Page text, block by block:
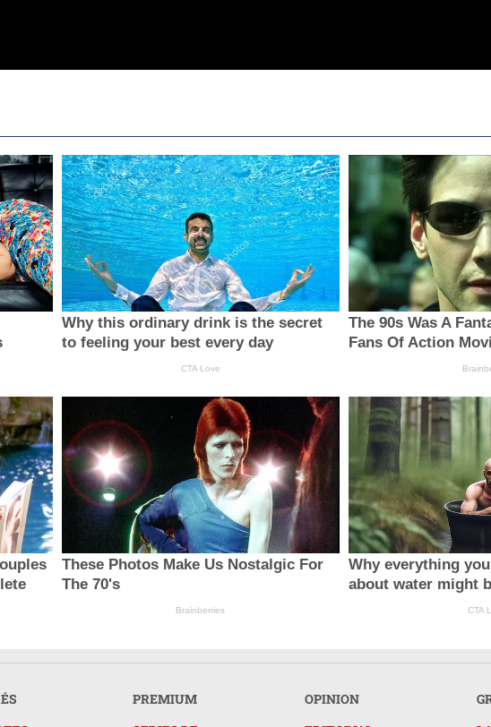
Why this ordinary drink is the secret
to feeling your best every day
CTA Love
The 90s Was A
Fans Of Action
These Photos Make Us Nostalgic For
The 70's
Brainberries
Why everything
about water might
CTA
PREMIUM
OPINION